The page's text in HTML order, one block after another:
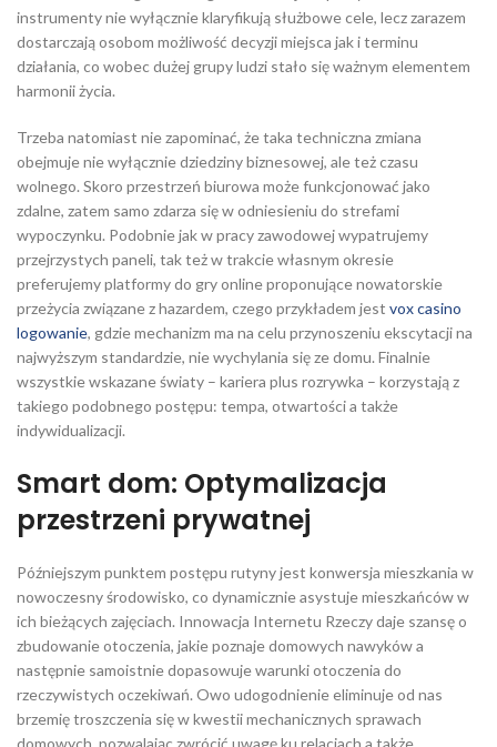
instrumenty nie wyłącznie klaryfikują służbowe cele, lecz zarazem
dostarczają osobom możliwość decyzji miejsca jak i terminu
działania, co wobec dużej grupy ludzi stało się ważnym elementem
harmonii życia.
Trzeba natomiast nie zapominać, że taka techniczna zmiana
obejmuje nie wyłącznie dziedziny biznesowej, ale też czasu
wolnego. Skoro przestrzeń biurowa może funkcjonować jako
zdalne, zatem samo zdarza się w odniesieniu do strefami
wypoczynku. Podobnie jak w pracy zawodowej wypatrujemy
przejrzystych paneli, tak też w trakcie własnym okresie
preferujemy platformy do gry online proponujące nowatorskie
przeżycia związane z hazardem, czego przykładem jest vox casino
logowanie, gdzie mechanizm ma na celu przynoszeniu ekscytacji na
najwyższym standardzie, nie wychylania się ze domu. Finalnie
wszystkie wskazane światy – kariera plus rozrywka – korzystają z
takiego podobnego postępu: tempa, otwartości a także
indywidualizacji.
Smart dom: Optymalizacja
przestrzeni prywatnej
Późniejszym punktem postępu rutyny jest konwersja mieszkania w
nowoczesny środowisko, co dynamicznie asystuje mieszkańców w
ich bieżących zajęciach. Innowacja Internetu Rzeczy daje szansę o
zbudowanie otoczenia, jakie poznaje domowych nawyków a
następnie samoistnie dopasowuje warunki otoczenia do
rzeczywistych oczekiwań. Owo udogodnienie eliminuje od nas
brzemię troszczenia się w kwestii mechanicznych sprawach
domowych, pozwalając zwrócić uwagę ku relacjach a także